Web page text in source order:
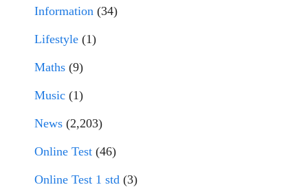
Information (34)
Lifestyle (1)
Maths (9)
Music (1)
News (2,203)
Online Test (46)
Online Test 1 std (3)